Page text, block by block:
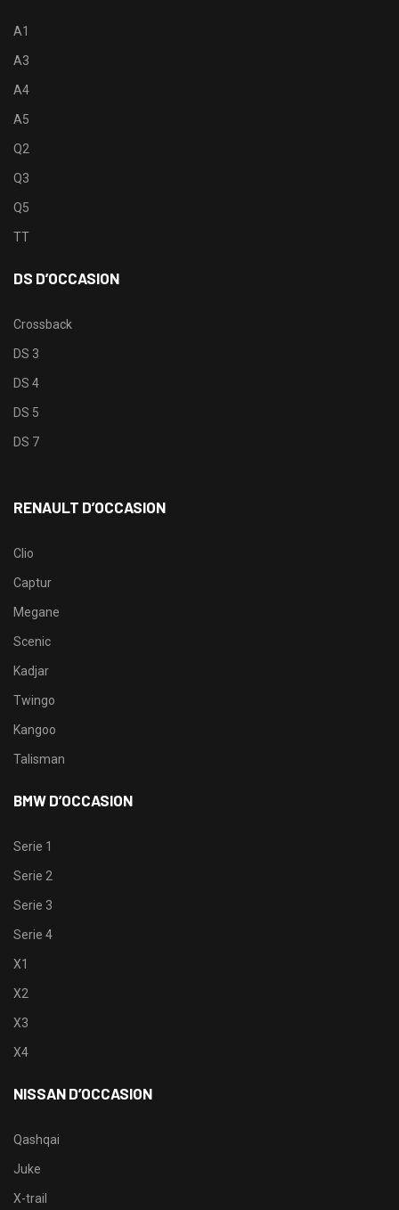
A1
A3
A4
A5
Q2
Q3
Q5
TT
DS D’OCCASION
Crossback
DS 3
DS 4
DS 5
DS 7
RENAULT D’OCCASION
Clio
Captur
Megane
Scenic
Kadjar
Twingo
Kangoo
Talisman
BMW D’OCCASION
Serie 1
Serie 2
Serie 3
Serie 4
X1
X2
X3
X4
NISSAN D’OCCASION
Qashqai
Juke
X-trail